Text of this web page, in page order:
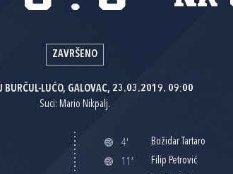
ZAVRŠENO
BURČUL-LUĆO, GALOVAC, 23.03.2019. 09:00
Suci: Mario Nikpalj.
4'
Božidar Tartaro
11'
Filip Petrović